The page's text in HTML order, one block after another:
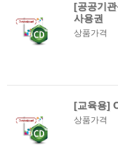
[공공기
사용권
상품가격
[교육용]
상품가격